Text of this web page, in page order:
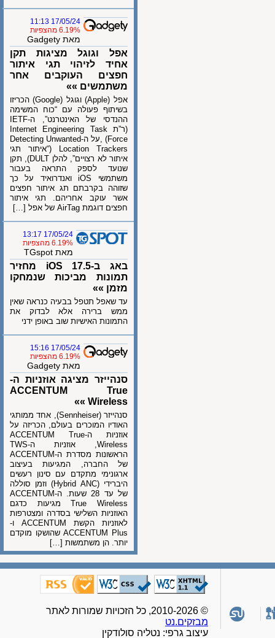
17/05/24 11:13
6.19% מהצפיות
מאת Gadgety
אפל וגוגל מציגות תקן
אחיד לזיהוי תגי איתור
חפצים העוקבים אחר
משתמשים »»
אפל (Apple) וגוגל (Google) הכריזו
בשיתוף פעולה עם “כוח המשימה
ההנדסי של האינטרנט”, ה-IETF
(ר”ת Internet Engineering Task
Force) ,על ה-Detecting Unwanted
Location Trackers (“איתור תגי
איתור לא רצויים”, להלן DULT), תקן
שנועד לספק התראה בעבור
משתמשי iOS ואנדרואיד על כך
שזוהה בקרבתם תג איתור חפצים
אשר עוקב אחריהם. תגי איתור
חפצים דוגמת AirTag של אפל […]
17/05/24 13:17
6.19% מהצפיות
מאת TGspot
באג ב-iOS 17.5 מחזיר
תמונות מביכות שנמחקו
מזמן »»
עד שאפל תטפל בבעיה כנראה שאין
ממש ברירה אלא לבדוק את
התמונות האישיות שוב באופן ידני
17/05/24 15:16
6.19% מהצפיות
מאת Gadgety
סנהייזר מציגה אוזניות ה-
ACCENTUM True
Wireless »»
סנהייזר (Sennheiser), אחד ממותגי
האודיו המוכרים בעולם, הכריזה על
אוזניות ה-ACCENTUM True
Wireless, אוזניות ה-TWS
הראשונות מסדרת ה-ACCENTUM
של החברה, המגיעות בעיצוב
ארגונימי מתקדם עם סינון רעשים
היברידי (Hybrid ANC) וזמן סוללה
של עד 28 שעות. ה-ACCENTUM
True Wireless מגיעות כדגם
האוזניות השלישי בסדרה ומצטרפות
לאוזניות הקשת ACCENTUM ו-
ACCENTUM Plus שהושקו מוקדם
יותר. הן משתמשות […]
מבזקים.נט
עיצוב גרפי: נטליה סולודקין